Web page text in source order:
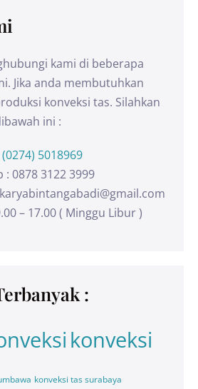
kami di beberapa
Jika anda membutuhkan
konveksi tas. Silahkan
ini :
5018969
: 0878 3122 3999
– 17.00 ( Minggu Libur )
:
konveksi
konveksi tas surabaya